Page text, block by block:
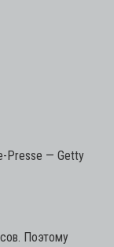
Presse — Getty
Поэтому